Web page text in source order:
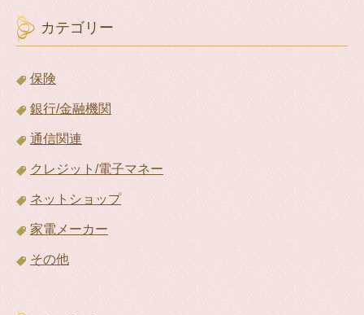
カテゴリー
保険
銀行/金融機関
通信関連
クレジット/電子マネー
ネットショップ
家電メーカー
その他